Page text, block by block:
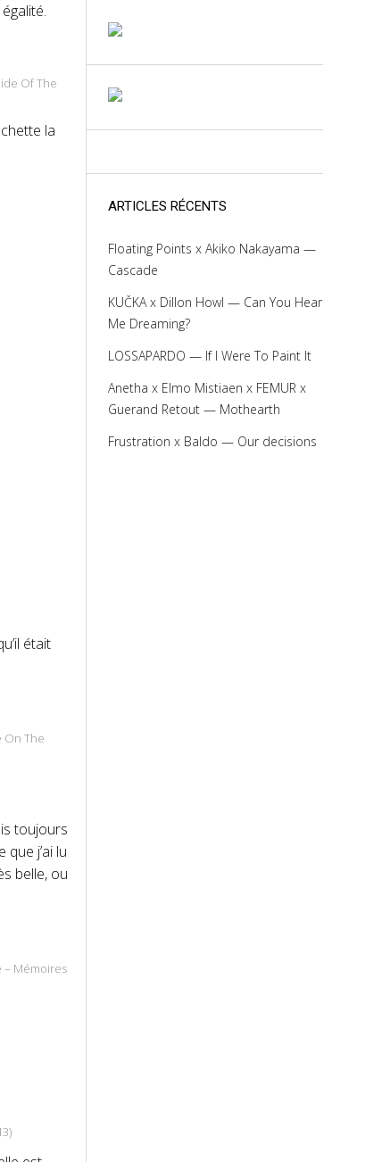
Of The
la
était
On The
toujours
que j’ai lu
belle, ou
– Mémoires
ARTICLES RÉCENTS
Floating Points x Akiko Nakayama —
Cascade
KUČKA x Dillon Howl — Can You Hear
Me Dreaming?
LOSSAPARDO — If I Were To Paint It
Anetha x Elmo Mistiaen x FEMUR x
Guerand Retout — Mothearth
Frustration x Baldo — Our decisions